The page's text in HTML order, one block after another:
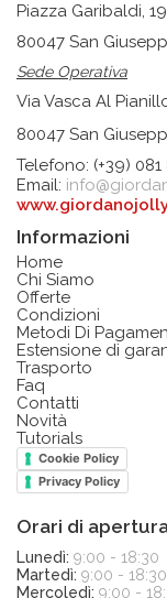
Piazza Garibaldi, 19
80047 San
Sede Operativa
Via Vasca Al
80047 San
Telefono: (+39) 081
Email:
Informazioni
Home
Chi Siamo
Offerte
Condizioni
Metodi Di
Estensione di
Trasporto
Faq
Contatti
Novità
Tutorials
Cookie Policy
Privacy Policy
Orari di
Lunedì: 9:00 - 18:30
Martedì: 9:00 - 18:30
Mercoledì: 9:00 -